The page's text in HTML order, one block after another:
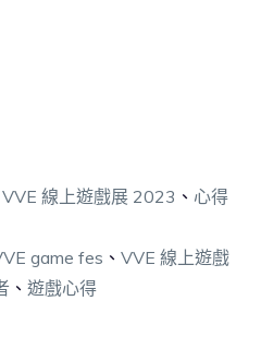
VVE 線上遊戲展 2023 、 心得
game fes 、 VVE 線上遊戲
、 遊戲心得